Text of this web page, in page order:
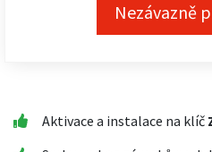
Nezávazně
Aktivace a instalace na klíč